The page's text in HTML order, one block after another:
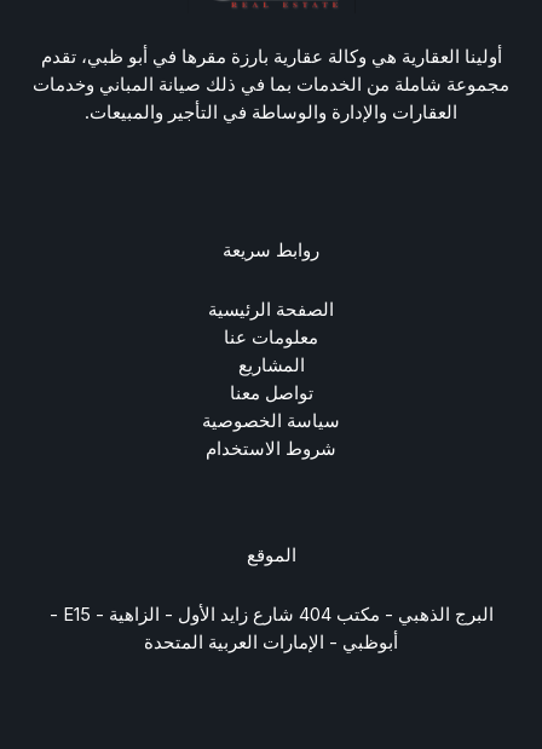
أولينا العقارية هي وكالة عقارية بارزة مقرها في أبو ظبي، تقدم
مجموعة شاملة من الخدمات بما في ذلك صيانة المباني وخدمات
العقارات والإدارة والوساطة في التأجير والمبيعات.
روابط سريعة
الصفحة الرئيسية
معلومات عنا
المشاريع
تواصل معنا
سياسة الخصوصية
شروط الاستخدام
الموقع
البرج الذهبي - مكتب 404 شارع زايد الأول - الزاهية - E15 -
أبوظبي - الإمارات العربية المتحدة